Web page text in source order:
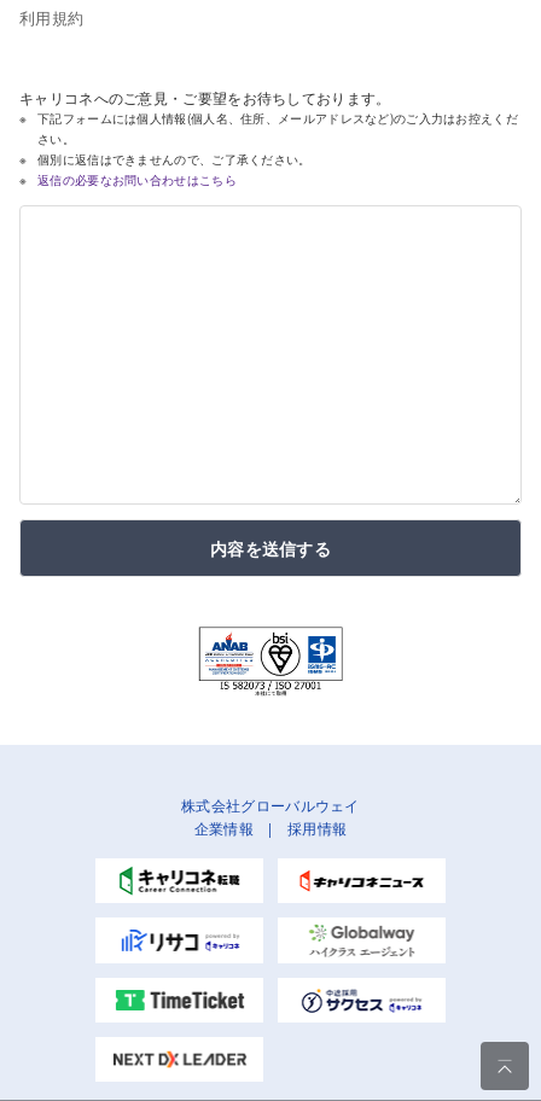
利用規約
キャリコネへのご意見・ご要望をお待ちしております。
下記フォームには個人情報(個人名、住所、メールアドレスなど)のご入力はお控えくだ
さい。
個別に返信はできませんので、ご了承ください。
返信の必要なお問い合わせはこちら
内容を送信する
株式会社グローバルウェイ
企業情報 | 採用情報
